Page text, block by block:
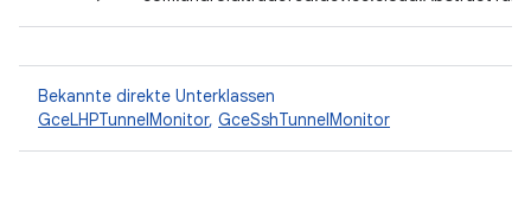
Bekannte direkte Unterklassen
GceLHPTunnelMonitor, GceSshTunnelMonitor